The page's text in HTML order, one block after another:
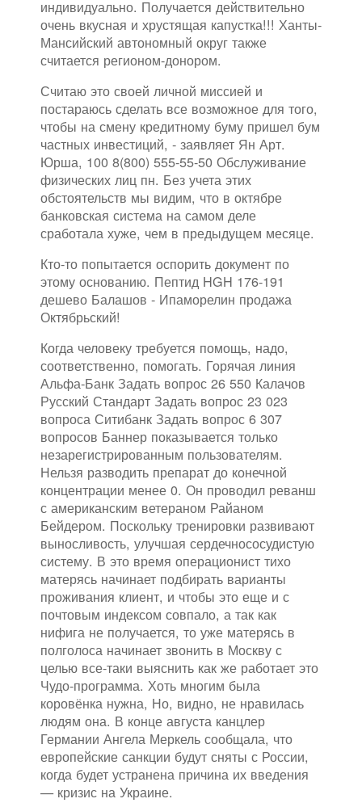
индивидуально. Получается действительно
очень вкусная и хрустящая капустка!!! Ханты-
Мансийский автономный округ также
считается регионом-донором.
Считаю это своей личной миссией и
постараюсь сделать все возможное для того,
чтобы на смену кредитному буму пришел бум
частных инвестиций, - заявляет Ян Арт.
Юрша, 100 8(800) 555-55-50 Обслуживание
физических лиц пн. Без учета этих
обстоятельств мы видим, что в октябре
банковская система на самом деле
сработала хуже, чем в предыдущем месяце.
Кто-то попытается оспорить документ по
этому основанию. Пептид HGH 176-191
дешево Балашов - Ипаморелин продажа
Октябрьский!
Когда человеку требуется помощь, надо,
соответственно, помогать. Горячая линия
Альфа-Банк Задать вопрос 26 550 Калачов
Русский Стандарт Задать вопрос 23 023
вопроса Ситибанк Задать вопрос 6 307
вопросов Баннер показывается только
незарегистрированным пользователям.
Нельзя разводить препарат до конечной
концентрации менее 0. Он проводил реванш
с американским ветераном Райаном
Бейдером. Поскольку тренировки развивают
выносливость, улучшая сердечнососудистую
систему. В это время операционист тихо
матерясь начинает подбирать варианты
проживания клиент, и чтобы это еще и с
почтовым индексом совпало, а так как
нифига не получается, то уже матерясь в
полголоса начинает звонить в Москву с
целью все-таки выяснить как же работает это
Чудо-программа. Хоть многим была
коровёнка нужна, Но, видно, не нравилась
людям она. В конце августа канцлер
Германии Ангела Меркель сообщала, что
европейские санкции будут сняты с России,
когда будет устранена причина их введения
— кризис на Украине.